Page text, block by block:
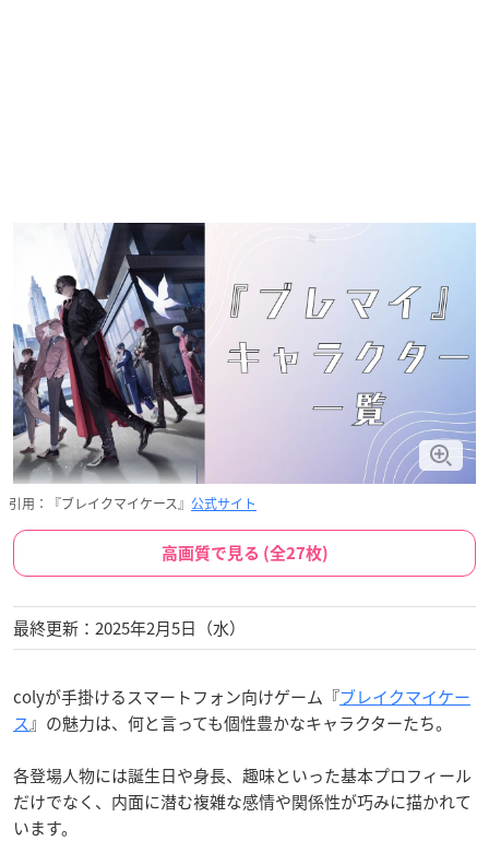
引用：『ブレイクマイケース』 公式サイト
高画質で見る (全27枚)
最終更新：2025年2月5日（水）
colyが手掛けるスマートフォン向けゲーム『ブレイクマイケー
ス』の魅力は、何と言っても個性豊かなキャラクターたち。
各登場人物には誕生日や身長、趣味といった基本プロフィール
だけでなく、内面に潜む複雑な感情や関係性が巧みに描かれて
います。